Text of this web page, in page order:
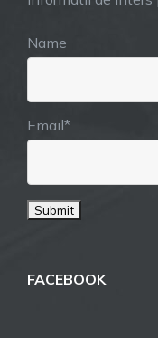
Name
Email*
FACEBOOK